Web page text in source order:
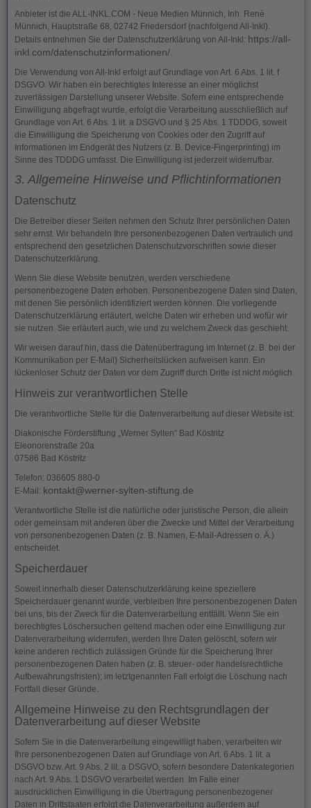
Anbieter ist die ALL-INKL.COM - Neue Medien Münnich, Inh. René
Münnich, Hauptstraße 68, 02742 Friedersdorf (nachfolgend All-Inkl).
Details entnehmen Sie der Datenschutzerklärung von All-Inkl: https://all-
inkl.com/datenschutzinformationen/.
Die Verwendung von All-Inkl erfolgt auf Grundlage von Art. 6 Abs. 1 lit. f
DSGVO. Wir haben ein berechtigtes Interesse an einer möglichst
zuverlässigen Darstellung unserer Website. Sofern eine entsprechende
Einwilligung abgefragt wurde, erfolgt die Verarbeitung ausschließlich auf
Grundlage von Art. 6 Abs. 1 lit. a DSGVO und § 25 Abs. 1 TDDDG, soweit
die Einwilligung die Speicherung von Cookies oder den Zugriff auf
Informationen im Endgerät des Nutzers (z. B. Device-Fingerprinting) im
Sinne des TDDDG umfasst. Die Einwilligung ist jederzeit widerrufbar.
3. Allgemeine Hinweise und Pflicht­informationen
Datenschutz
Die Betreiber dieser Seiten nehmen den Schutz Ihrer persönlichen Daten
sehr ernst. Wir behandeln Ihre personenbezogenen Daten vertraulich und
entsprechend den gesetzlichen Datenschutzvorschriften sowie dieser
Datenschutzerklärung.
Wenn Sie diese Website benutzen, werden verschiedene
personenbezogene Daten erhoben. Personenbezogene Daten sind Daten,
mit denen Sie persönlich identifiziert werden können. Die vorliegende
Datenschutzerklärung erläutert, welche Daten wir erheben und wofür wir
sie nutzen. Sie erläutert auch, wie und zu welchem Zweck das geschieht.
Wir weisen darauf hin, dass die Datenübertragung im Internet (z. B. bei der
Kommunikation per E-Mail) Sicherheitslücken aufweisen kann. Ein
lückenloser Schutz der Daten vor dem Zugriff durch Dritte ist nicht möglich.
Hinweis zur verantwortlichen Stelle
Die verantwortliche Stelle für die Datenverarbeitung auf dieser Website ist:
Diakonische Förderstiftung „Werner Sylten“ Bad Köstritz
Eleonorenstraße 20a
07586 Bad Köstritz
Telefon: 036605 880-0
E-Mail: kontakt@werner-sylten-stiftung.de
Verantwortliche Stelle ist die natürliche oder juristische Person, die allein
oder gemeinsam mit anderen über die Zwecke und Mittel der Verarbeitung
von personenbezogenen Daten (z. B. Namen, E-Mail-Adressen o. Ä.)
entscheidet.
Speicherdauer
Soweit innerhalb dieser Datenschutzerklärung keine speziellere
Speicherdauer genannt wurde, verbleiben Ihre personenbezogenen Daten
bei uns, bis der Zweck für die Datenverarbeitung entfällt. Wenn Sie ein
berechtigtes Löschersuchen geltend machen oder eine Einwilligung zur
Datenverarbeitung widerrufen, werden Ihre Daten gelöscht, sofern wir
keine anderen rechtlich zulässigen Gründe für die Speicherung Ihrer
personenbezogenen Daten haben (z. B. steuer- oder handelsrechtliche
Aufbewahrungsfristen); im letztgenannten Fall erfolgt die Löschung nach
Fortfall dieser Gründe.
Allgemeine Hinweise zu den Rechtsgrundlagen der
Datenverarbeitung auf dieser Website
Sofern Sie in die Datenverarbeitung eingewilligt haben, verarbeiten wir
Ihre personenbezogenen Daten auf Grundlage von Art. 6 Abs. 1 lit. a
DSGVO bzw. Art. 9 Abs. 2 lit. a DSGVO, sofern besondere Datenkategorien
nach Art. 9 Abs. 1 DSGVO verarbeitet werden. Im Falle einer
ausdrücklichen Einwilligung in die Übertragung personenbezogener
Daten in Drittstaaten erfolgt die Datenverarbeitung außerdem auf